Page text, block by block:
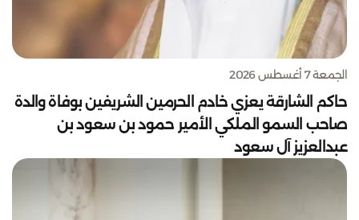
الجمعة 7 أغسطس 2026
حاكم الشارقة يعزي خادم الحرمين الشريفين بوفاة والدة
صاحب السمو الملكي الأمير حمود بن سعود بن
عبدالعزيز آل سعود